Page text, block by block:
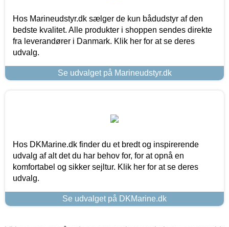
Hos Marineudstyr.dk sælger de kun bådudstyr af den
bedste kvalitet. Alle produkter i shoppen sendes direkte
fra leverandører i Danmark. Klik her for at se deres
udvalg.
Se udvalget på Marineudstyr.dk
Hos DKMarine.dk finder du et bredt og inspirerende
udvalg af alt det du har behov for, for at opnå en
komfortabel og sikker sejltur. Klik her for at se deres
udvalg.
Se udvalget på DKMarine.dk